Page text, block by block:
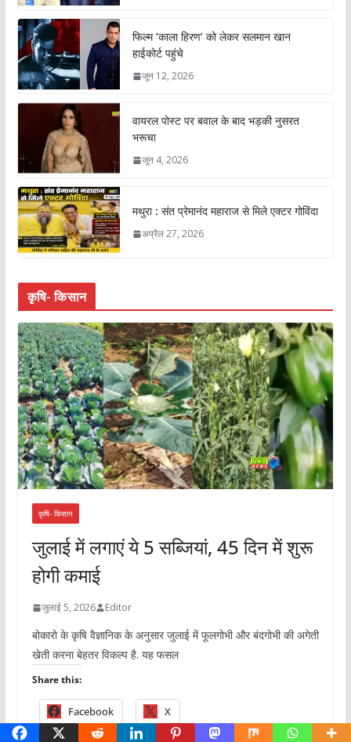
फिल्म ‘काला हिरण’ को लेकर सलमान खान
हाईकोर्ट पहुंचे
जून 12, 2026
वायरल पोस्ट पर बवाल के बाद भड़की नुसरत
भरूचा
जून 4, 2026
मथुरा : संत प्रेमानंद महाराज से मिले एक्टर गोविंदा
अप्रैल 27, 2026
कृषि- किसान
कृषि- किसान
जुलाई में लगाएं ये 5 सब्जियां, 45 दिन में शुरू
होगी कमाई
जुलाई 5, 2026 Editor
बोकारो के कृषि वैज्ञानिक के अनुसार जुलाई में फूलगोभी और बंदगोभी की अगेती
खेती करना बेहतर विकल्प है. यह फसल
Share this:
Facebook X